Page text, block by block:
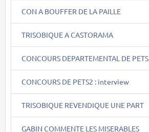
CON A BOUFFER DE LA PAILLE
TRISOBIQUE A CASTORAMA
CONCOURS DEPARTEMENTAL DE PETS
CONCOURS DE PETS2 : interview
TRISOBIQUE REVENDIQUE UNE PART
GABIN COMMENTE LES MISERABLES